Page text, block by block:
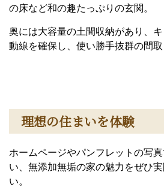
の床など和の趣たっぷりの玄関。
奥には大容量の土間収納があり、
動線を確保し、使い勝手抜群の間取
理想の住まいを体験
ホームページやパンフレットの写
い、無添加無垢の家の魅力をぜひ
い。